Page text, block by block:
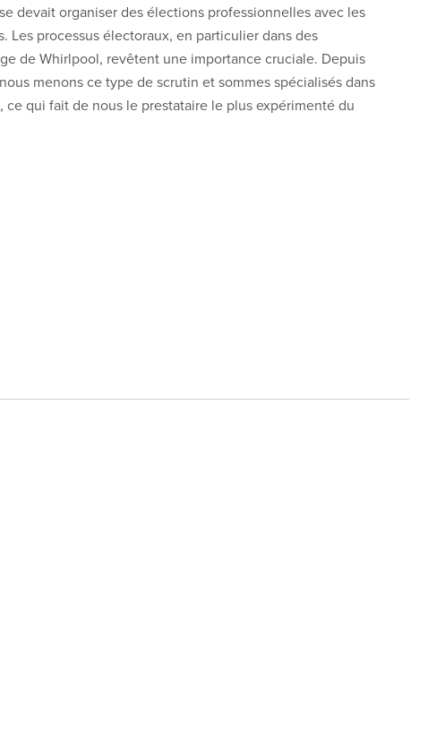
devait organiser des élections professionnelles avec les
Les processus électoraux, en particulier dans des
de Whirlpool, revêtent une importance cruciale. Depuis
menons ce type de scrutin et sommes spécialisés dans
ce qui fait de nous le prestataire le plus expérimenté du